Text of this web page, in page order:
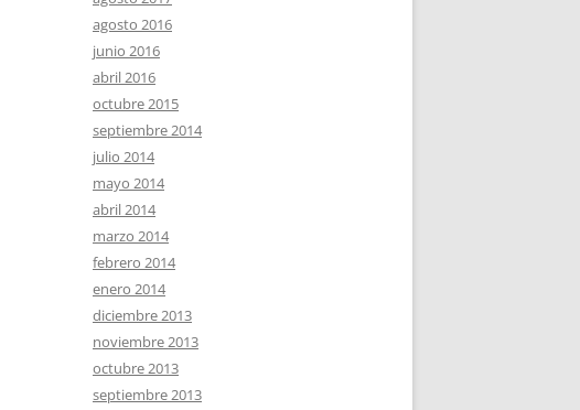
agosto 2016
junio 2016
abril 2016
octubre 2015
septiembre 2014
julio 2014
mayo 2014
abril 2014
marzo 2014
febrero 2014
enero 2014
diciembre 2013
noviembre 2013
octubre 2013
septiembre 2013